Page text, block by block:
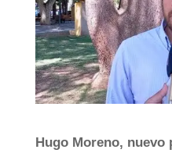
Hugo Moreno, nuevo